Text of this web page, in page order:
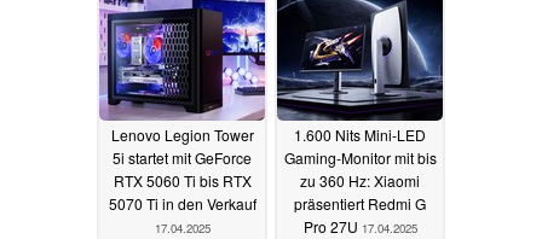
Lenovo Legion Tower
5i startet mit GeForce
RTX 5060 Ti bis RTX
5070 Ti in den Verkauf
17.04.2025
1.600 Nits Mini-LED
Gaming-Monitor mit bis
zu 360 Hz: Xiaomi
präsentiert Redmi G
Pro 27U 17.04.2025